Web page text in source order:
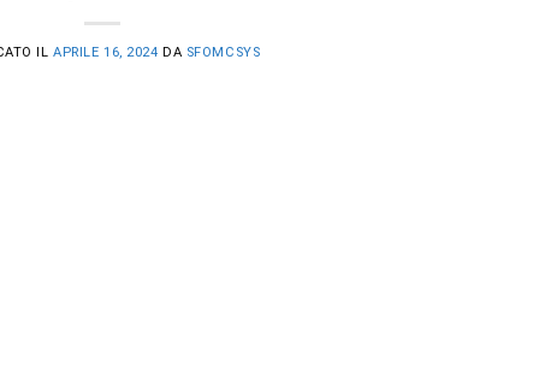
ILAPRILE 16, 2024 DA SFOMCSYS